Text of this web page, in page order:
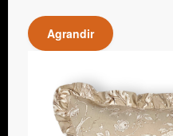
Agrandir